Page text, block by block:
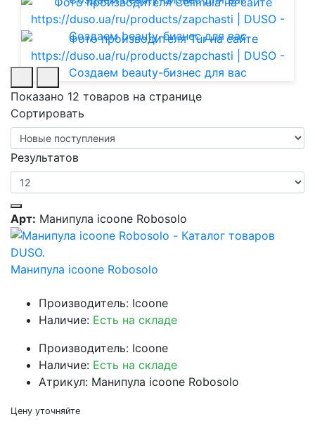
Показано 12 товаров на странице
Сортировать
Результатов
Арт: Манипула icoone Robosolo
Манипула icoone Robosolo
Производитель: Icoone
Наличие: Есть на складе
Производитель: Icoone
Наличие: Есть на складе
Атрикул: Манипула icoone Robosolo
Цену уточняйте